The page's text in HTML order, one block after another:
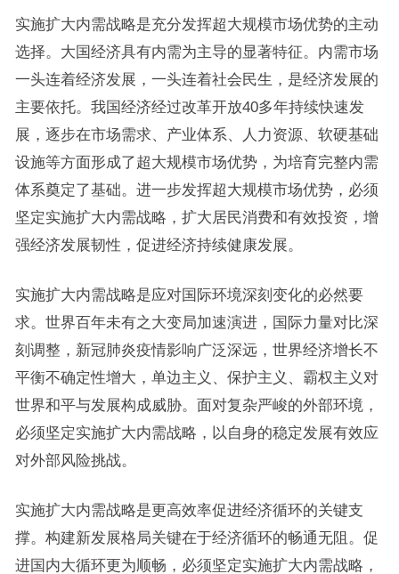
实施扩大内需战略是充分发挥超大规模市场优势的主动
选择。大国经济具有内需为主导的显著特征。内需市场
一头连着经济发展，一头连着社会民生，是经济发展的
主要依托。我国经济经过改革开放40多年持续快速发
展，逐步在市场需求、产业体系、人力资源、软硬基础
设施等方面形成了超大规模市场优势，为培育完整内需
体系奠定了基础。进一步发挥超大规模市场优势，必须
坚定实施扩大内需战略，扩大居民消费和有效投资，增
强经济发展韧性，促进经济持续健康发展。
实施扩大内需战略是应对国际环境深刻变化的必然要
求。世界百年未有之大变局加速演进，国际力量对比深
刻调整，新冠肺炎疫情影响广泛深远，世界经济增长不
平衡不确定性增大，单边主义、保护主义、霸权主义对
世界和平与发展构成威胁。面对复杂严峻的外部环境，
必须坚定实施扩大内需战略，以自身的稳定发展有效应
对外部风险挑战。
实施扩大内需战略是更高效率促进经济循环的关键支
撑。构建新发展格局关键在于经济循环的畅通无阻。促
进国内大循环更为顺畅，必须坚定实施扩大内需战略，